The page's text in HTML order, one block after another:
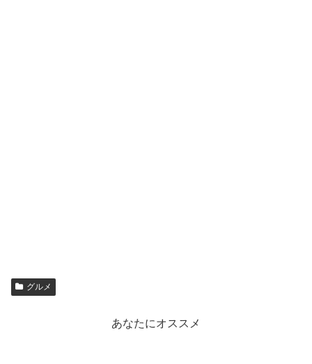
グルメ
あなたにオススメ